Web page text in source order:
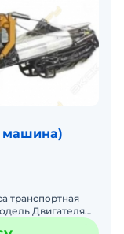
машина)
транспортная
Двигателя
класс Tier